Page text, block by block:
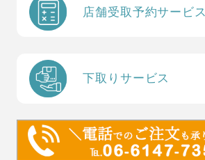
店舗受取予約サービス
下取りサービス